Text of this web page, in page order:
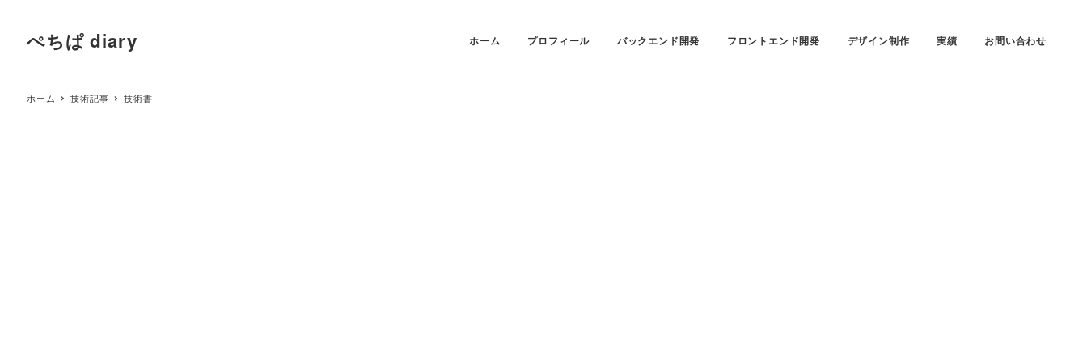
ぺちぱ diary ホーム プロフィール バックエンド開発 フロントエンド開発 デザイン制作 実績 お問い合わせ
ホーム 技術記事 技術書